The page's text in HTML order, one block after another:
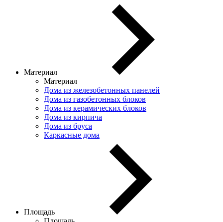
Материал
Материал
Дома из железобетонных панелей
Дома из газобетонных блоков
Дома из керамических блоков
Дома из кирпича
Дома из бруса
Каркасные дома
Площадь